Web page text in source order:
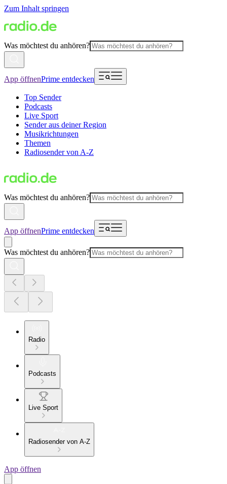
Zum Inhalt springen
Was möchtest du anhören?
App öffnenPrime entdecken
Top Sender
Podcasts
Live Sport
Sender aus deiner Region
Musikrichtungen
Themen
Radiosender von A-Z
Was möchtest du anhören?
App öffnenPrime entdecken
Was möchtest du anhören?
Radio
Podcasts
Live Sport
Radiosender von A-Z
App öffnen